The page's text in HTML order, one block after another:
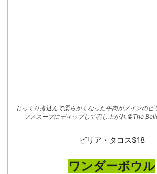
じっくり煮込んで柔らかくなった牛肉がメインのビ
ソメスープにディップして召し上がれ ©The
ビリア・タコス$18
ワンダーボウル